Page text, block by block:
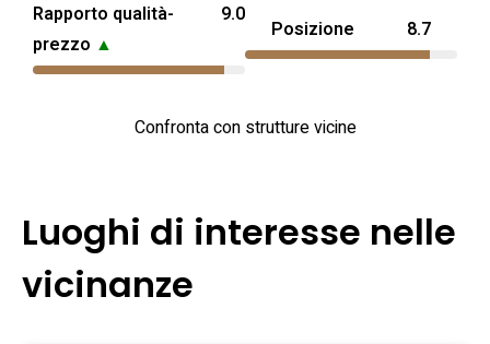
Rapporto qualità-
prezzo ▲
9.0
Posizione 8.7
Confronta con strutture vicine
Luoghi di interesse nelle
vicinanze